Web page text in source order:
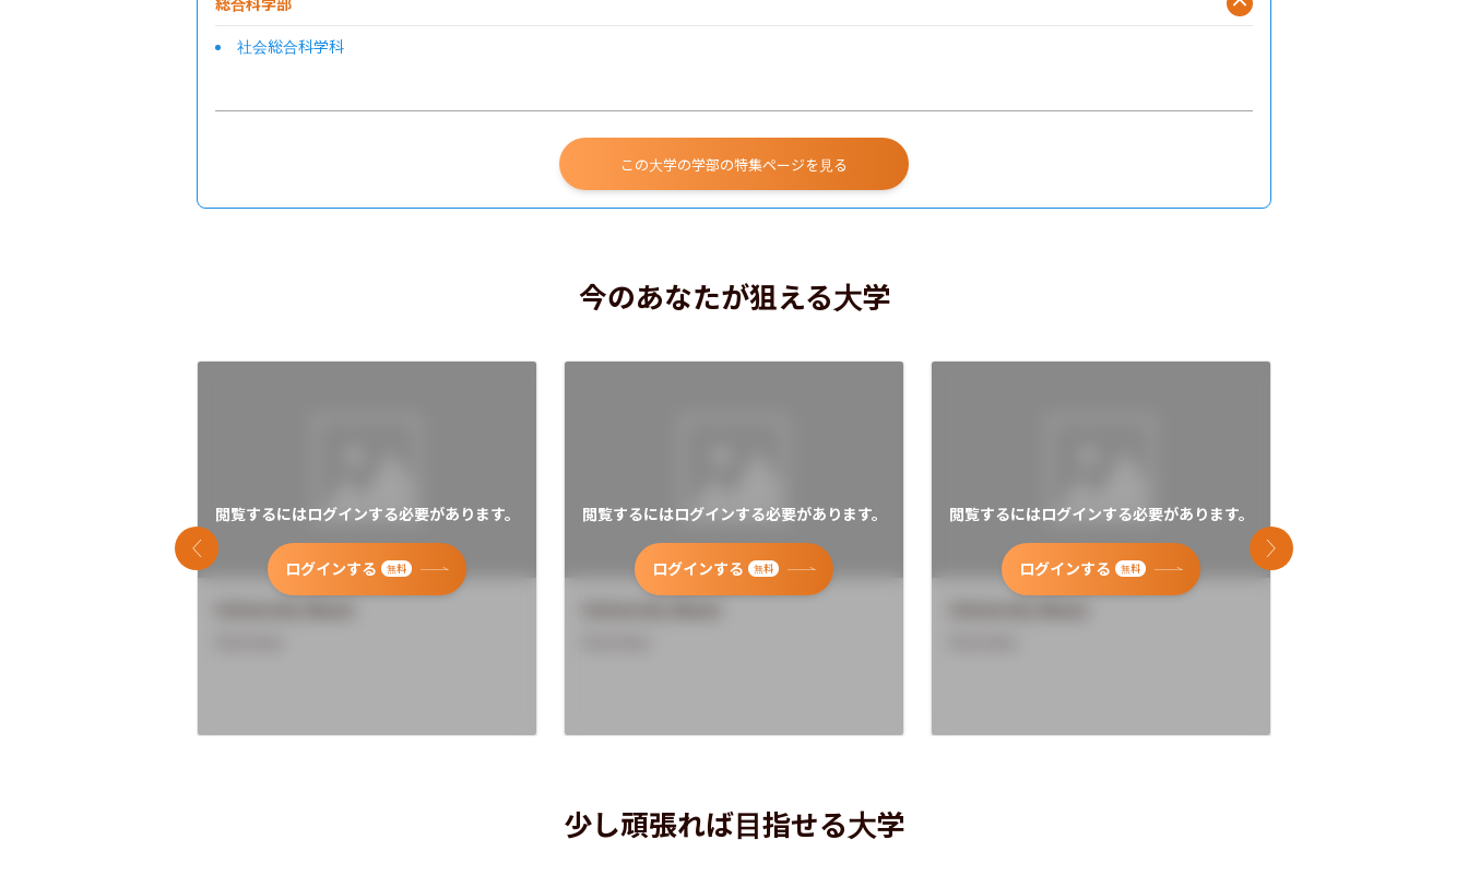
社会総合科学科
この大学の学部の特集ページを見る
今のあなたが狙える大学
閲覧するにはログインする必要があります。
ログインする 無料
閲覧するにはログインする必要があります。
ログインする 無料
閲覧するにはログインする必要があります。
ログインする 無料
前のスライド 次のスライド
少し頑張れば目指せる大学